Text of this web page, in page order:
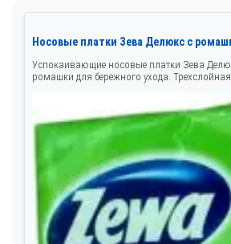
Носовые платки Зева Делюкс с
Успокаивающие носовые платки Зева
ромашки для бережного ухода. Трехслойная